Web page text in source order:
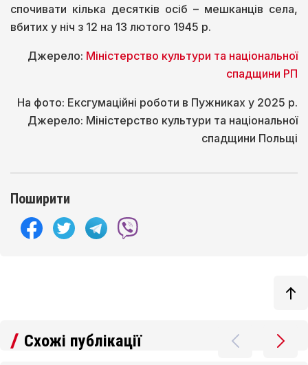
спочивати кілька десятків осіб – мешканців села,
вбитих у ніч з 12 на 13 лютого 1945 р.
Джерело: Міністерство культури та національної
спадщини РП
На фото: Ексгумаційні роботи в Пужниках у 2025 р.
Джерело: Міністерство культури та національної
спадщини Польщі
Поширити
Схожі публікації